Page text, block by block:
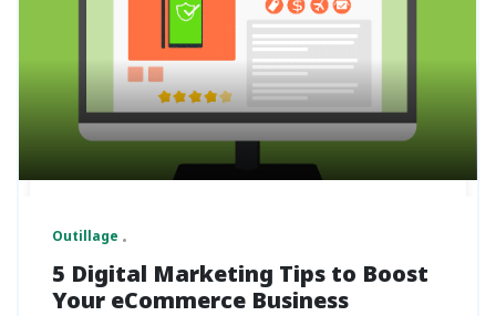
Outillage
5 Digital Marketing Tips to Boost
Your eCommerce Business